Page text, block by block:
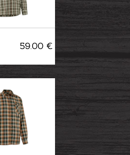
59.00 €